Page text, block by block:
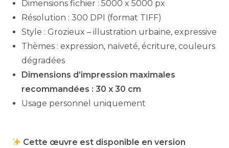
Dimensions fichier : 5000 x 5000 px
Résolution : 300 DPI (format TIFF)
Style : Grozieux – illustration urbaine, expressive
Thèmes : expression, naïveté, écriture, couleurs
dégradées
Dimensions d’impression maximales
recommandées : 30 x 30 cm
Usage personnel uniquement
Cette œuvre est disponible en version